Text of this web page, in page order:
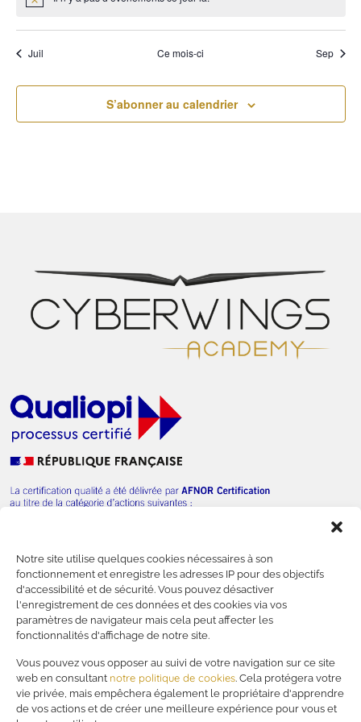
Notre site utilise quelques cookies nécessaires à son
fonctionnement et enregistre les adresses IP pour des objectifs
d'accessibilité et de sécurité. Vous pouvez désactiver
l'enregistrement de ces données et des cookies via vos
paramètres de navigateur mais cela peut affecter les
fonctionnalités d'affichage de notre site.
Vous pouvez vous opposer au suivi de votre navigation sur ce site
web en consultant notre politique de cookies. Cela protégera votre
vie privée, mais empêchera également le propriétaire d'apprendre
de vos actions et de créer une meilleure expérience pour vous et
Juil Ce mois-ci Sep
S’abonner au calendrier
— Nous contacter
—Financer votre formation
—Mentions légales
—Politique de confidentialité
—RSE